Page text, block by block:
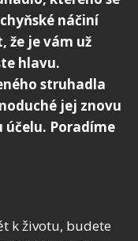
náčiní
že je vám už
hlavu.
struhadla
jej znovu
Poradíme
k životu, budete